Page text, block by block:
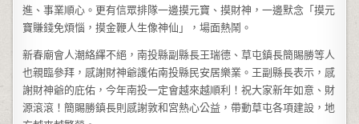
進、事業順心。更有信眾排隊一邊摸元寶、摸財神，一邊默念「摸元
寶賺錢免煩惱，摸金鞭人生像神仙」，場面熱鬧。
新春廟會人潮絡繹不絕，南投縣副縣長王瑞德、草屯鎮長簡賜勝等人
也親臨參拜，感謝財神爺護佑南投縣民安居樂業。王副縣長表示，感
謝財神爺的庇佑，今年南投一定會越來越順利！祝大家新年如意、財
源滾滾！簡賜勝鎮長則感謝敦和宮熱心公益，帶動草屯各項建設，地